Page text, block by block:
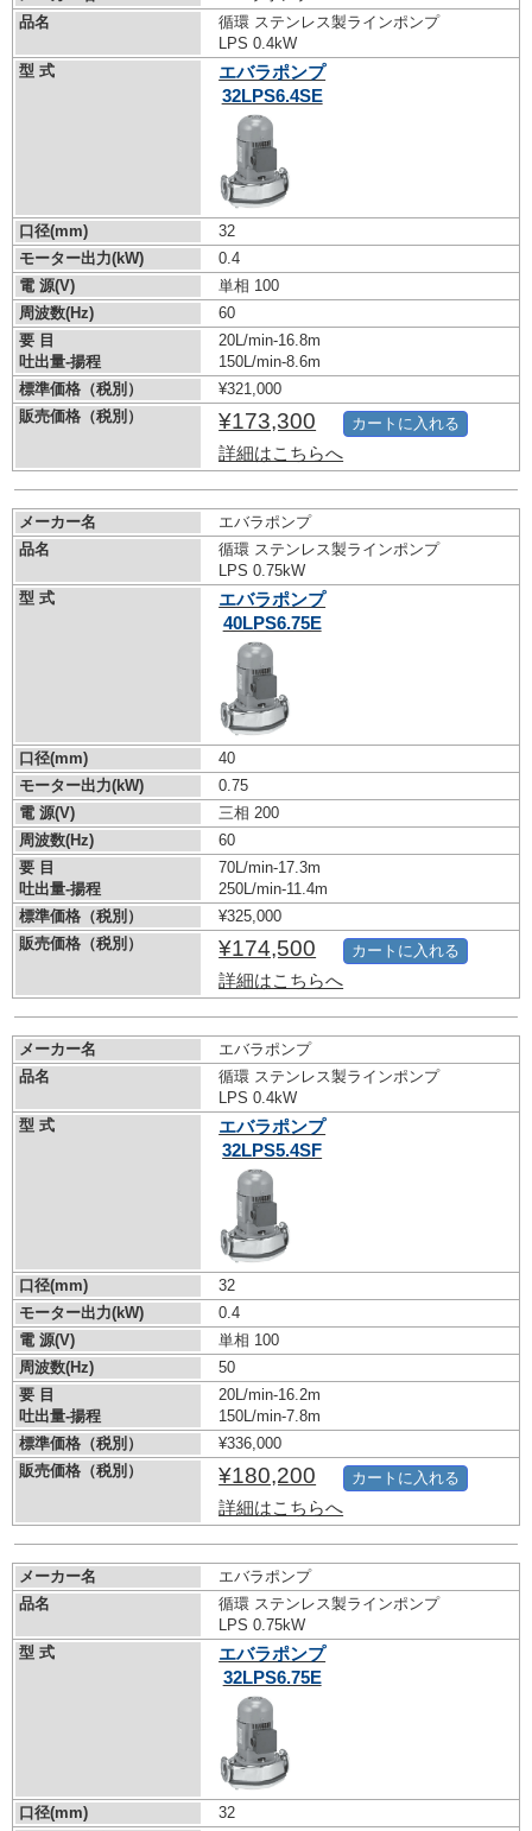
品名
循環 ステンレス製ラインポンプ
LPS 0.4kW
型 式
エバラポンプ
32LPS6.4SE
口径(mm)
32
モーター出力(kW)
0.4
電 源(V)
単相 100
周波数(Hz)
60
要 目
吐出量-揚程
20L/min-16.8m
150L/min-8.6m
標準価格（税別）
¥321,000
販売価格（税別）
¥173,300
詳細はこちらへ
カートに入れる
メーカー名
エバラポンプ
品名
循環 ステンレス製ラインポンプ
LPS 0.75kW
型 式
エバラポンプ
40LPS6.75E
口径(mm)
40
モーター出力(kW)
0.75
電 源(V)
三相 200
周波数(Hz)
60
要 目
吐出量-揚程
70L/min-17.3m
250L/min-11.4m
標準価格（税別）
¥325,000
販売価格（税別）
¥174,500
詳細はこちらへ
カートに入れる
メーカー名
エバラポンプ
品名
循環 ステンレス製ラインポンプ
LPS 0.4kW
型 式
エバラポンプ
32LPS5.4SF
口径(mm)
32
モーター出力(kW)
0.4
電 源(V)
単相 100
周波数(Hz)
50
要 目
吐出量-揚程
20L/min-16.2m
150L/min-7.8m
標準価格（税別）
¥336,000
販売価格（税別）
¥180,200
詳細はこちらへ
カートに入れる
メーカー名
エバラポンプ
品名
循環 ステンレス製ラインポンプ
LPS 0.75kW
型 式
エバラポンプ
32LPS6.75E
口径(mm)
32